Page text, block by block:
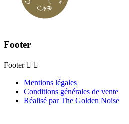
Footer
Footer  
Mentions légales
Conditions générales de vente
Réalisé par The Golden Noise